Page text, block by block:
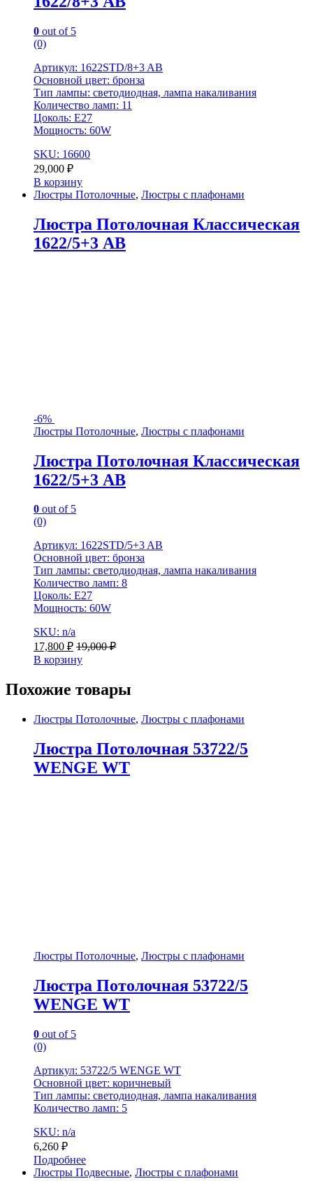
0 out of 5
(0)
Артикул: 1622STD/8+3 AB
Основной цвет: бронза
Тип лампы: светодиодная, лампа накаливания
Количество ламп: 11
Цоколь: E27
Мощность: 60W
SKU: 16600
29,000 ₽
В корзину
Люстры Потолочные, Люстры с плафонами
Люстра Потолочная Классическая
1622/5+3 AB
-6%
Люстры Потолочные, Люстры с плафонами
Люстра Потолочная Классическая
1622/5+3 AB
0 out of 5
(0)
Артикул: 1622STD/5+3 AB
Основной цвет: бронза
Тип лампы: светодиодная, лампа накаливания
Количество ламп: 8
Цоколь: E27
Мощность: 60W
SKU: n/a
17,800 ₽ 19,000₽
В корзину
Похожие товары
Люстры Потолочные, Люстры с плафонами
Люстра Потолочная 53722/5
WENGE WT
Люстры Потолочные, Люстры с плафонами
Люстра Потолочная 53722/5
WENGE WT
0 out of 5
(0)
Артикул: 53722/5 WENGE WT
Основной цвет: коричневый
Тип лампы: светодиодная, лампа накаливания
Количество ламп: 5
SKU: n/a
6,260 ₽
Подробнее
Люстры Подвесные, Люстры с плафонами